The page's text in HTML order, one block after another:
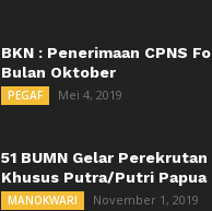
BKN : Penerimaan CPNS
Bulan Oktober
PEGAF Mei 4, 2019
51 BUMN Gelar Perekrutan
Khusus Putra/Putri Papua
MANOKWARI November 1, 2019